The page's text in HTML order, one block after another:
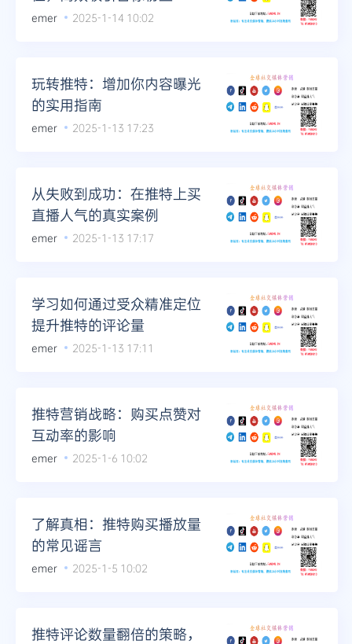
emer 2025-1-14 10:02
玩转推特：增加你内容曝光
的实用指南
emer 2025-1-13 17:23
从失败到成功：在推特上买
直播人气的真实案例
emer 2025-1-13 17:17
学习如何通过受众精准定位
提升推特的评论量
emer 2025-1-13 17:11
推特营销战略：购买点赞对
互动率的影响
emer 2025-1-6 10:02
了解真相：推特购买播放量
的常见谣言
emer 2025-1-5 10:02
推特评论数量翻倍的策略，